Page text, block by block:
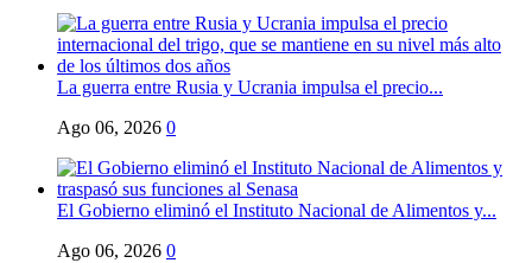
La guerra entre Rusia y Ucrania impulsa el precio...
Ago 06, 2026 0
El Gobierno eliminó el Instituto Nacional de Alimentos y...
Ago 06, 2026 0